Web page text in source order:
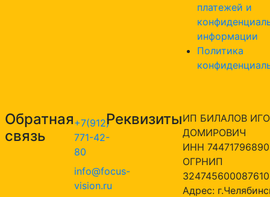
платежей и
информации
Политика
Обратная
связь
+7(912)
771-42-
80
info@focus-
vision.ru
РеквизитыИП БИЛАЛОВ
ДОМИРОВИЧ
ИНН
ОГРНИП
324745600087610
Адрес: